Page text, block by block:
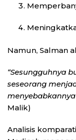
Namun, Salman
“Sesungguhnya
seseorang
Malik)
Analisis